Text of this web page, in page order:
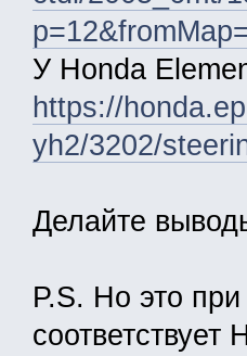
У Honda
https://
yh2/3202/
Делайте
P.S. Но это